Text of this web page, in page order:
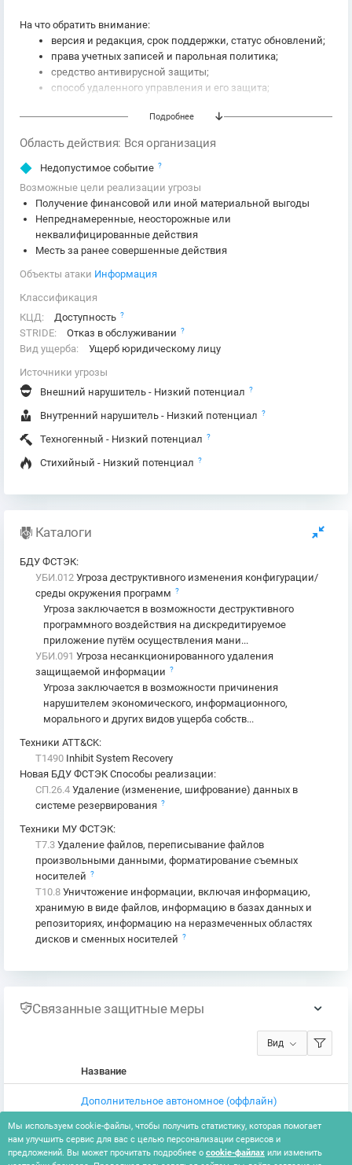
путем изменения данных конфигурации загрузки -
bcdedit.exe /set {default} bootstatuspolicy ignoreallfailures &
bcdedit /set {default} recoveryenabled no
На что обратить внимание:
версия и редакция, срок поддержки, статус обновлений;
права учетных записей и парольная политика;
средство антивирусной защиты;
способ удаленного управления и его защита;
Подробнее
Область действия: Вся организация
Недопустимое событие ?
Возможные цели реализации угрозы
Получение финансовой или иной материальной выгоды
Непреднамеренные, неосторожные или
неквалифицированные действия
Месть за ранее совершенные действия
Объекты атаки Информация
Классификация
КЦД:
Доступность ?
STRIDE: Отказ в обслуживании ?
Вид ущерба:
Ущерб юридическому лицу
Источники угрозы
Внешний нарушитель - Низкий потенциал ?
Внутренний нарушитель - Низкий потенциал ?
Техногенный - Низкий потенциал ?
Стихийный - Низкий потенциал ?
Каталоги
БДУ ФСТЭК:
УБИ.012 Угроза деструктивного изменения конфигурации/
среды окружения программ ?
Угроза заключается в возможности деструктивного
программного воздействия на дискредитируемое
приложение путём осуществления мани...
УБИ.091 Угроза несанкционированного удаления
защищаемой информации ?
Угроза заключается в возможности причинения
нарушителем экономического, информационного,
морального и других видов ущерба собств...
Техники ATT&CK:
T1490 Inhibit System Recovery
Новая БДУ ФСТЭК Способы реализации:
СП.26.4 Удаление (изменение, шифрование) данных в
системе резервирования ?
Техники МУ ФСТЭК:
T7.3 Удаление файлов, переписывание файлов
произвольными данными, форматирование съемных
носителей ?
T10.8 Уничтожение информации, включая информацию,
хранимую в виде файлов, информацию в базах данных и
репозиториях, информацию на неразмеченных областях
дисков и сменных носителей ?
Связанные защитные меры
Вид
Название
26
19 / 144
Дополнительное автономное (оффлайн)
Вручную Техническая Физическая
Восстановительная
Мы используем cookie-файлы, чтобы получить статистику, которая помогает
нам улучшить сервис для вас с целью персонализации сервисов и
предложений. Вы может прочитать подробнее о cookie-файлах или изменить